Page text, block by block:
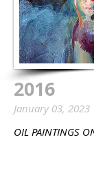
2016
January 03, 2023
OIL PAINTINGS